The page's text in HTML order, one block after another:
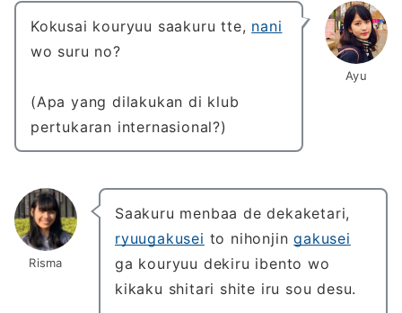
Ayu
Kokusai kouryuu saakuru tte, nani
wo suru no?
(Apa yang dilakukan di klub
pertukaran internasional?)
Risma
Saakuru menbaa de dekaketari,
ryuugakusei to nihonjingakusei
ga kouryuu dekiru ibento wo
kikaku shitari shite iru sou desu.